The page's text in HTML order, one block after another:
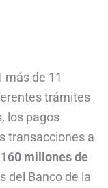
más de 11
trámites
los pagos
transacciones a
millones de
del Banco de la